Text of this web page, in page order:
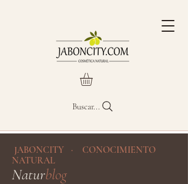
Buscar...
JABONCITY · CONOCIMIENTO
NATURAL
Naturblog